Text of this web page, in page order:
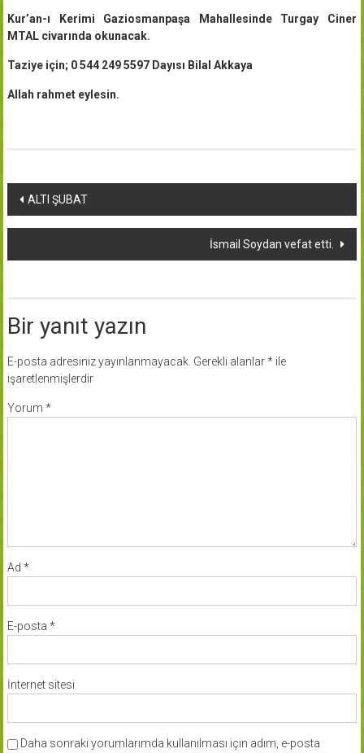
Kur’an-ı Kerimi Gaziosmanpaşa Mahallesinde Turgay Ciner
MTAL civarında okunacak.
Taziye için; 0 544 249 5597 Dayısı Bilal Akkaya
Allah rahmet eylesin.
Yazı
dolaşımı
ALTI ŞUBAT
İsmail Soydan vefat etti.
Bir yanıt yazın
E-posta adresiniz yayınlanmayacak. Gerekli alanlar*ile
işaretlenmişlerdir
Yorum *
Ad *
E-posta *
İnternet sitesi
Daha sonraki yorumlarımda kullanılması için adım, e-posta